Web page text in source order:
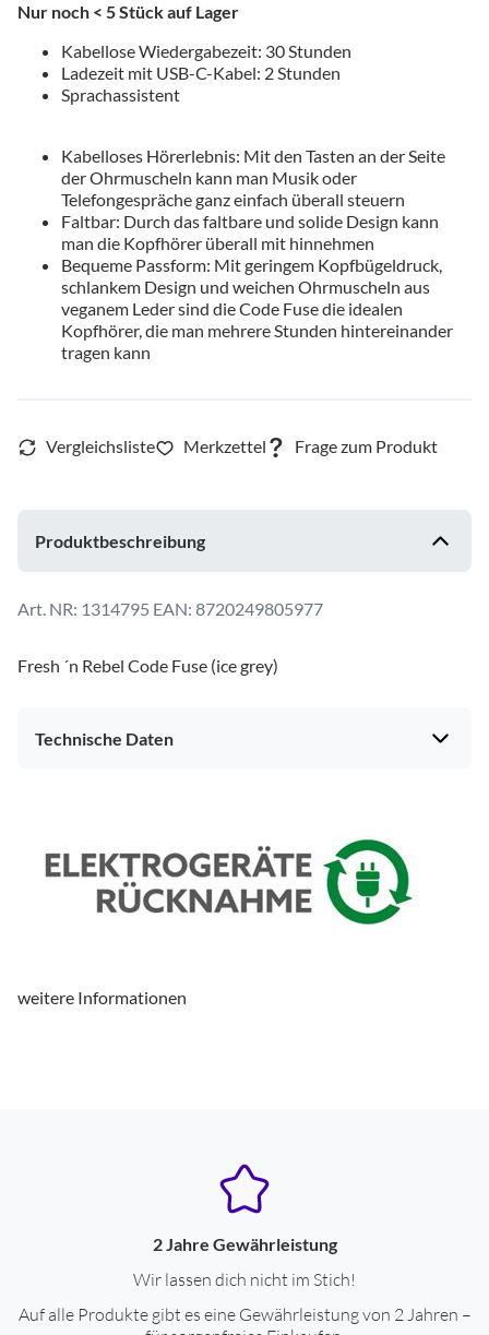
Nur noch < 5 Stück auf Lager
Kabellose Wiedergabezeit: 30 Stunden
Ladezeit mit USB-C-Kabel: 2 Stunden
Sprachassistent
Kabelloses Hörerlebnis: Mit den Tasten an der Seite
der Ohrmuscheln kann man Musik oder
Telefongespräche ganz einfach überall steuern
Faltbar: Durch das faltbare und solide Design kann
man die Kopfhörer überall mit hinnehmen
Bequeme Passform: Mit geringem Kopfbügeldruck,
schlankem Design und weichen Ohrmuscheln aus
veganem Leder sind die Code Fuse die idealen
Kopfhörer, die man mehrere Stunden hintereinander
tragen kann
Produktbeschreibung
1314795 EAN: 8720249805977
Fresh ´n Rebel Code Fuse (ice grey)
Technische Daten
faltbarer Bügel
ja
bestehend aus kabellosem
Leistungseigenschaften
weitere Informationen
2 Jahre Gewährleistung
Wir lassen dich nicht im Stich!
Auf alle Produkte gibt es eine Gewährleistung von 2 Jahren –